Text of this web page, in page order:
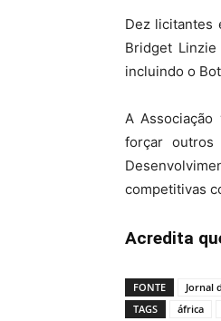
Dez licitantes
Bridget
incluindo o
A
forçar outros
competitivas
Acredita
FONTE
Jornal
TAGS
áfrica